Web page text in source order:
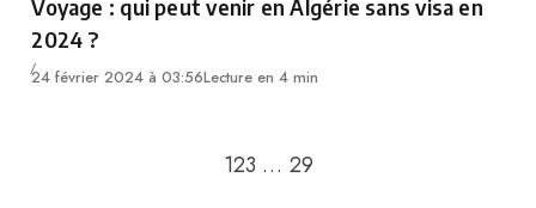
Voyage : qui peut venir en Algérie sans visa en
2024 ?
24 février 2024 à 03:56Lecture en 4 min
123 … 29Go to the next page